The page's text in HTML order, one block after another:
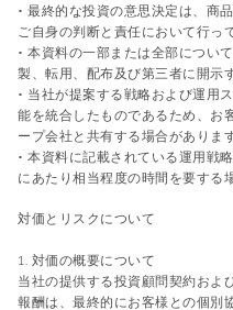
• 最終的な投資の意思決定は、商
ご自身の判断と責任において行っ
• 本資料の一部または全部につい
製、転用、配布及び第三者に開示
• 当社が提案する戦略および運用
能を統合したものであるため、お
ープ会社と共有する場合があります
• 本資料に記載されている運用戦
にあたり相当程度の時間を要する
対価とリスクについて
1. 対価の概要について
当社の提供する投資顧問契約およ
報酬は、最終的にお客様との個別